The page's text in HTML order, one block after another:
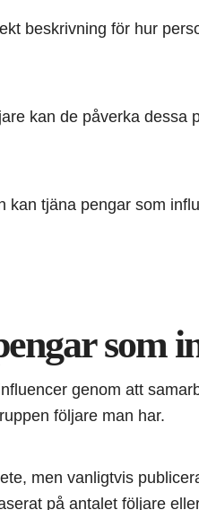
beskrivning för hur
kan de påverka dessa
kan tjäna pengar som
som
genom att
följare man har.
men vanligtvis
på antalet följare